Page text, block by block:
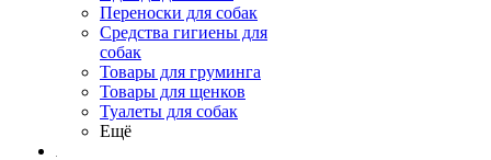
Переноски для собак
Средства гигиены для
собак
Товары для груминга
Товары для щенков
Туалеты для собак
Ещё